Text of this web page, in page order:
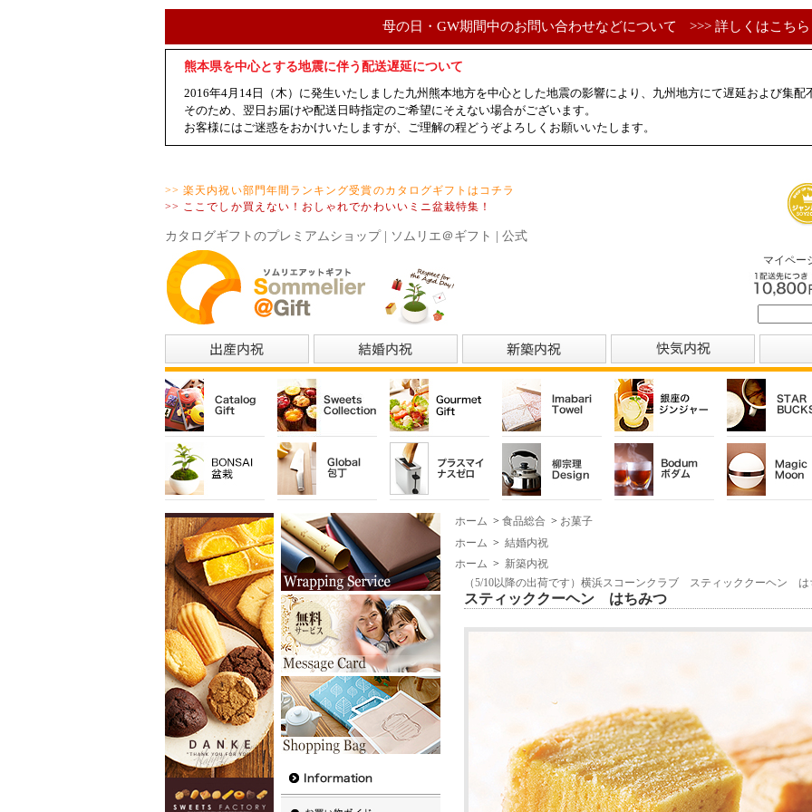
母の日・GW期間中のお問い合わせなどについて >>> 詳しくはこちら
熊本県を中心とする地震に伴う配送遅延について
2016年4月14日（木）に発生いたしました九州熊本地方を中心とした地震の影響により、九州地方にて遅延および集
そのため、翌日お届けや配送日時指定のご希望にそえない場合がございます。
お客様にはご迷惑をおかけいたしますが、ご理解の程どうぞよろしくお願いいたします。
>> 楽天内祝い部門年間ランキング受賞のカタログギフトはコチラ
>> ここでしか買えない！おしゃれでかわいいミニ盆栽特集！
カタログギフトのプレミアムショップ | ソムリエ＠ギフト | 公式
マイペー
ホーム > 食品総合 > お菓子
ホーム > 結婚内祝
ホーム > 新築内祝
（5/10以降の出荷です）横浜スコーンクラブ スティッククーヘン は
スティッククーヘン はちみつ